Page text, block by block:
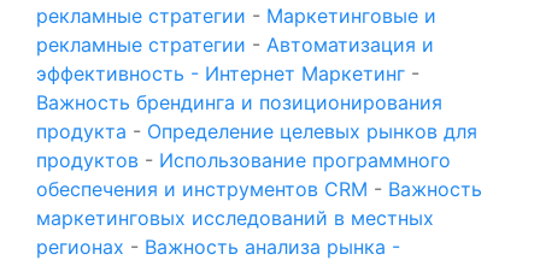
рекламные стратегии - Маркетинговые и
рекламные стратегии - Автоматизация и
эффективность - Интернет Маркетинг -
Важность брендинга и позиционирования
продукта - Определение целевых рынков для
продуктов - Использование программного
обеспечения и инструментов CRM - Важность
маркетинговых исследований в местных
регионах - Важность анализа рынка -